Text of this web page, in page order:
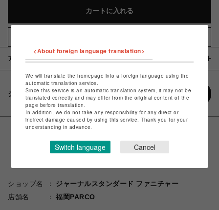
カートに入れる
アイテム説明 / 素材
シェアする
ショップ名
ジャーナルスタンダード ファニチャー
店舗名
福岡PARCO
<About foreign language translation>
We will translate the homepage into a foreign language using the
automatic translation service.
Since this service is an automatic translation system, it may not be
translated correctly and may differ from the original content of the
page before translation.
In addition, we do not take any responsibility for any direct or
indirect damage caused by using this service. Thank you for your
understanding in advance.
Switch language Cancel